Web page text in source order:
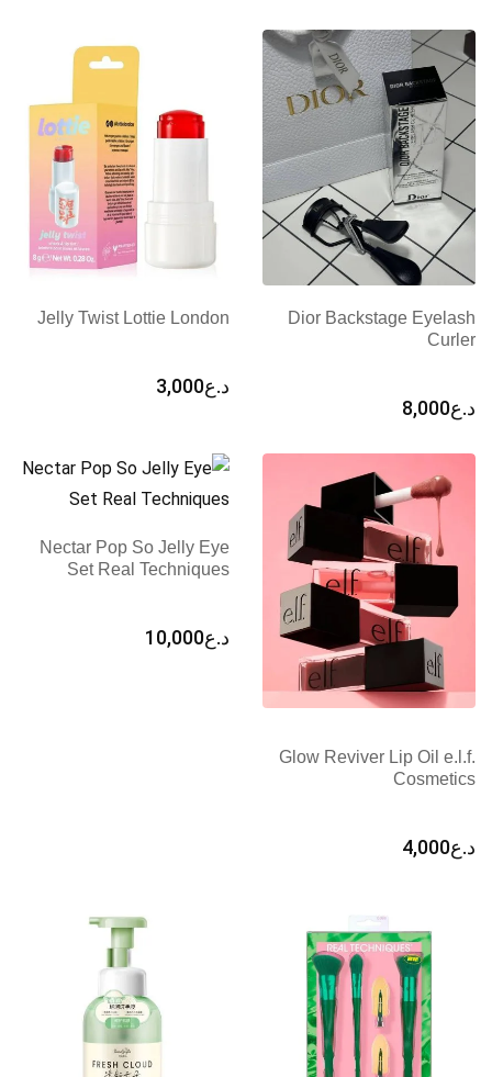
Dior Backstage Eyelash
Curler
د.ع8,000
Jelly Twist Lottie London
د.ع3,000
Glow Reviver Lip Oil e.l.f.
Cosmetics
د.ع4,000
Nectar Pop So Jelly Eye
Set Real Techniques
د.ع10,000